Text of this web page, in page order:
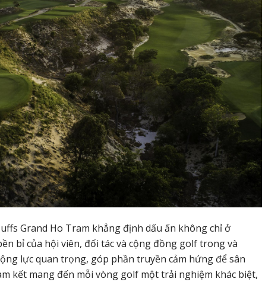
Grand Ho Tram khẳng định dấu ấn không chỉ ở
bỉ của hội viên, đối tác và cộng đồng golf trong và
lực quan trọng, góp phần truyền cảm hứng để sân
kết mang đến mỗi vòng golf một trải nghiệm khác biệt,